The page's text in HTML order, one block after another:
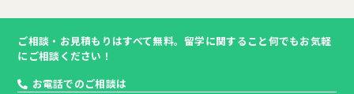
ご相談・お見積もりはすべて無料。留学に関すること何でもお気軽
にご相談ください！
お電話でのご相談は